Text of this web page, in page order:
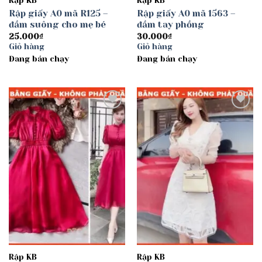
Rập giấy A0 mã R125 –
đầm suông cho mẹ bé
25.000₫
Giỏ hàng
Đang bán chạy
Rập giấy A0 mã 1563 –
đầm tay phồng
30.000₫
Giỏ hàng
Đang bán chạy
Add to
wishlist
Rập KB
Add to
wishlist
Rập KB